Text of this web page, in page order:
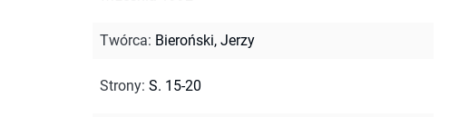
Twórca: Bieroński, Jerzy
Strony: S. 15-20